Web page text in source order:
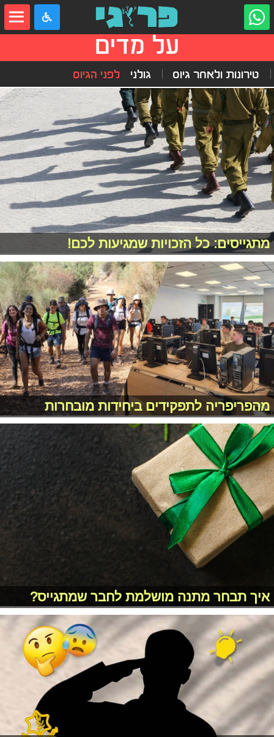
על מדים
טירונות ולאחר גיוס גולני לפני הגיוס
מתגייסים: כל הזכויות שמגיעות לכם!
מהפריפריה לתפקידים ביחידות מובחרות
איך תבחר מתנה מושלמת לחבר שמתגייס?